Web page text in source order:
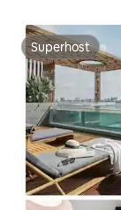
Superhost
Superhost